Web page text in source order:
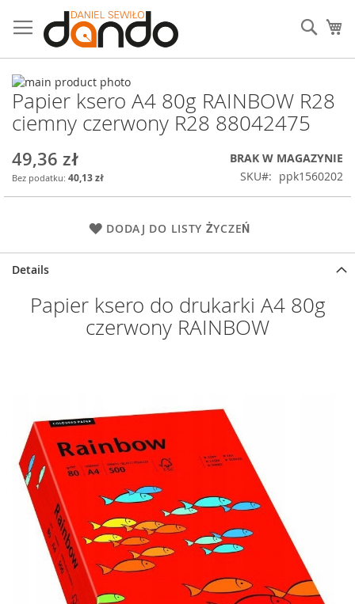
do
treści
Przejdź
na
koniec
galerii
Przejdź
na
początek
Papier ksero A4 80g RAINBOW R28
ciemny czerwony R28 88042475
49,36 zł
40,13 zł
BRAK W MAGAZYNIE
SKU
ppk1560202
DODAJ DO LISTY ŻYCZEŃ
Details
Papier ksero do drukarki A4 80g
czerwony RAINBOW